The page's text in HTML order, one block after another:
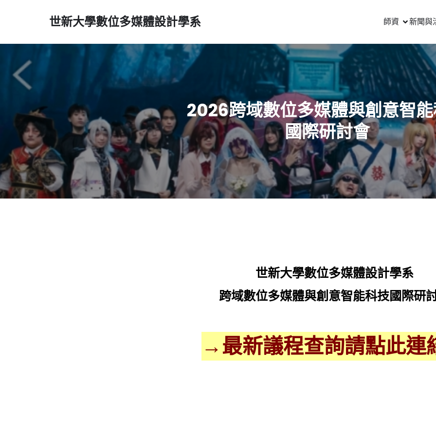
世新大學數位多媒體設計學系 師資 新聞與
2026跨域數位多媒體與創意智
國際研討會
世新大學數位多媒體設計學系
跨域數位多媒體與創意智能科技國際研
→最新議程查詢請點此